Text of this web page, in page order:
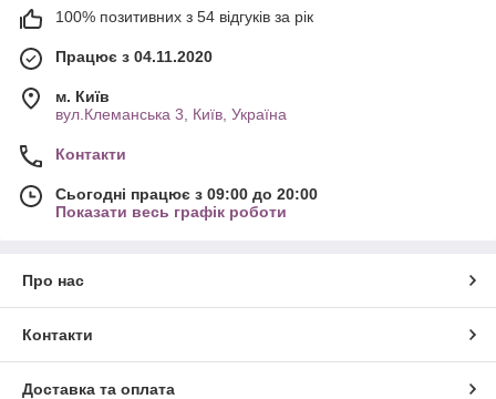
100% позитивних з 54 відгуків за рік
Працює з 04.11.2020
м. Київ
вул.Клеманська 3, Київ, Україна
Контакти
Сьогодні працює з 09:00 до 20:00
Показати весь графік роботи
Про нас
Контакти
Доставка та оплата